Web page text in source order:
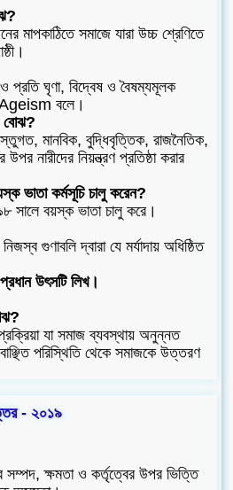
মাপকাঠিতে সমাজে যারা উচ্চ শ্রেণিতে
প্রতি ঘৃণা, বিদ্বেষ ও বৈষম্যমূলক
Ageism বলে।
বোঝ?
মানবিক, বুদ্ধিবৃত্তিক, রাজনৈতিক,
নারীদের নিয়ন্ত্রণ প্রতিষ্ঠা করার
ভাতা কর্মসূচি চালু করেন?
সালে বয়স্ক ভাতা চালু করে।
গুণাবলি দ্বারা যে মর্যাদায় অধিষ্ঠিত
উৎসটি লিখ।
যা সমাজ ব্যবস্থায় অনুন্নত
পরিস্থিতি থেকে সমাজকে উত্তরণ
- ২০১৯
সম্পদ, ক্ষমতা ও কর্তৃত্বের উপর ভিত্তি